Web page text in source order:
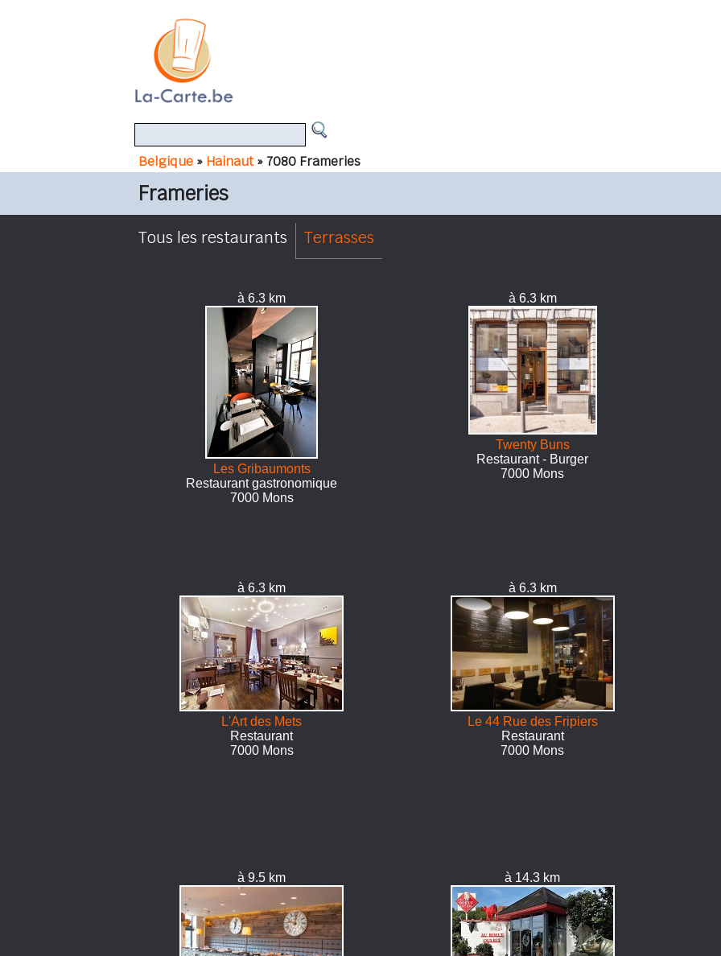
Belgique » Hainaut» 7080 Frameries
Frameries
Tous les restaurants Terrasses
à 6.3 km
Les Gribaumonts
Restaurant gastronomique
7000 Mons
à 6.3 km
Twenty Buns
Restaurant - Burger
7000 Mons
à 6.3 km
L'Art des Mets
Restaurant
7000 Mons
à 6.3 km
Le 44 Rue des Fripiers
Restaurant
7000 Mons
à 9.5 km à 14.3 km